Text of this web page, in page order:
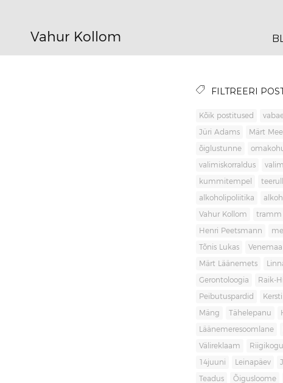
Vahur Kollom
FILTREERI
Kõik postitused
Jüri Adams Märt
õiglustunne
valimiskorraldus
kummitempel teerull
alkoholipoliitika
Vahur Kollom tramm
Henri Peetsmann
Tõnis Lukas Venemaa
Märt Läänemets
Gerontoloogia Raik-
Peibutuspardid
Mäng Tähelepanu
Läänemeresoomlane
Välireklaam Riigikogu
14juuni Leinapäev
Teadus Õigusloome